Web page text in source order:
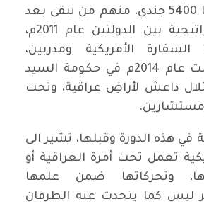
التي يبلغ قوامها 5400 جندي، منهم من تبقى بعد
الإتفاقية الإستراتيجية بين الدولتين عام 2011م،
السفارة الأمريكية ومدربين،
والأخرى إستقدمت عام 2014م في حكومة السيد
داعش لأراضِ عراقية، وتحت
في هذه الدورة وقبلها، تشير الى
تعمل تحت أمرة العراقية أو
وتحركاتها ضمن علمها
ليس كما يتحدث عنه الطرفان